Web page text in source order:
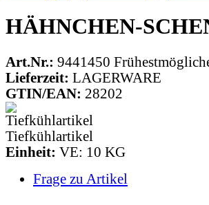
HÄHNCHEN-
Art.Nr.: 9441450
Lieferzeit: LAGERWARE
GTIN/EAN: 28202
Tiefkühlartikel
Einheit: VE: 10 KG
Frage zu Artikel